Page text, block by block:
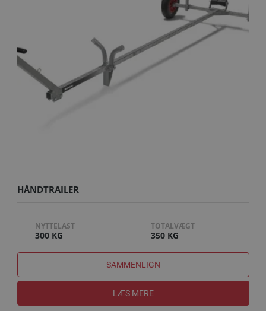
HÅNDTRAILER
NYTTELAST
300 KG
TOTALVÆGT
350 KG
SAMMENLIGN
LÆS MERE